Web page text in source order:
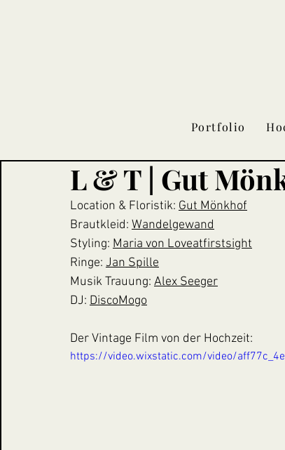
Portfolio
L & T | Gut
Location & Floristik: Gut Mönkhof
Brautkleid: Wandelgewand
Styling: Maria von Loveatfirstsight
Ringe: Jan Spille
Musik Trauung: Alex Seeger
DJ: DiscoMogo
Der Vintage Film von der Hochzeit:
https://video.wixstatic.com/video/